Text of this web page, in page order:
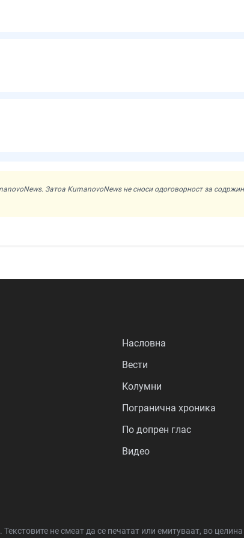
Затоа KumanovoNews не сноси одоговорност за
Насловна
Вести
Колумни
Погранична хроника
По допрен глас
Видео
Текстовите не смеат да се печатат или емитуваат, во